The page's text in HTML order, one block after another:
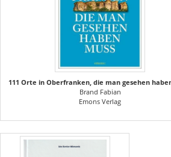
111 Orte in Oberfranken, die man gesehen
Brand Fabian
Emons Verlag